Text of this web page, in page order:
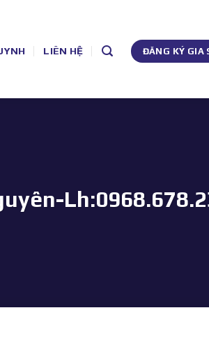
LIÊN HỆ ĐĂNG KÝ GIA